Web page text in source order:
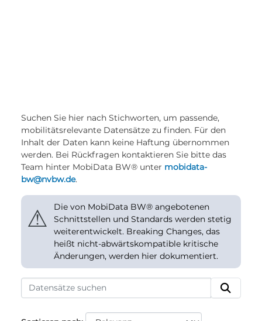
Suchen Sie hier nach Stichworten, um passende,
mobilitätsrelevante Datensätze zu finden. Für den
Inhalt der Daten kann keine Haftung übernommen
werden. Bei Rückfragen kontaktieren Sie bitte das
Team hinter MobiData BW® unter mobidata-
bw@nvbw.de.
⚠
Die von MobiData BW® angebotenen
Schnittstellen und Standards werden stetig
weiterentwickelt. Breaking Changes, das
heißt nicht-abwärtskompatible kritische
Änderungen, werden hier dokumentiert.